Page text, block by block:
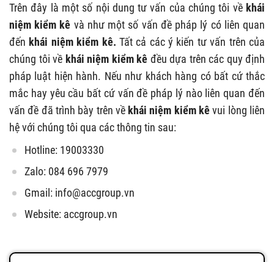
Trên đây là một số nội dung tư vấn của chúng tôi về khái
niệm kiểm kê và như một số vấn đề pháp lý có liên quan
đến khái niệm kiểm kê. Tất cả các ý kiến tư vấn trên của
chúng tôi về khái niệm kiểm kê đều dựa trên các quy định
pháp luật hiện hành. Nếu như khách hàng có bất cứ thắc
mắc hay yêu cầu bất cứ vấn đề pháp lý nào liên quan đến
vấn đề đã trình bày trên về khái niệm kiểm kê vui lòng liên
hệ với chúng tôi qua các thông tin sau:
Hotline: 19003330
Zalo: 084 696 7979
Gmail: info@accgroup.vn
Website: accgroup.vn